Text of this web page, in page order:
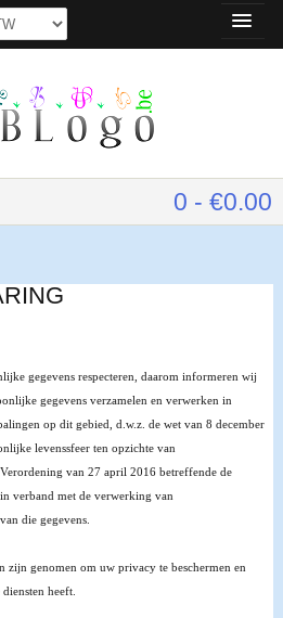
0 - €0.00
gegevens respecteren, daarom informeren wij
gegevens verzamelen en verwerken in
op dit gebied, d.w.z. de wet van 8 december
levenssfeer ten opzichte van
van 27 april 2016 betreffende de
verband met de verwerking van
die gegevens.
zijn genomen om uw privacy te beschermen en
heeft.